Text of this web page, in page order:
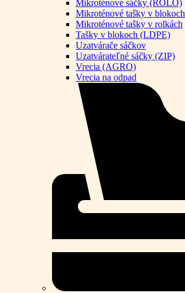
Mikroténové sáčky (ROLO)
Mikroténové tašky v blokoch
Mikroténové tašky v rolkách
Tašky v blokoch (LDPE)
Uzatvárače sáčkov
Uzatvárateľné sáčky (ZIP)
Vrecia (AGRO)
Vrecia na odpad